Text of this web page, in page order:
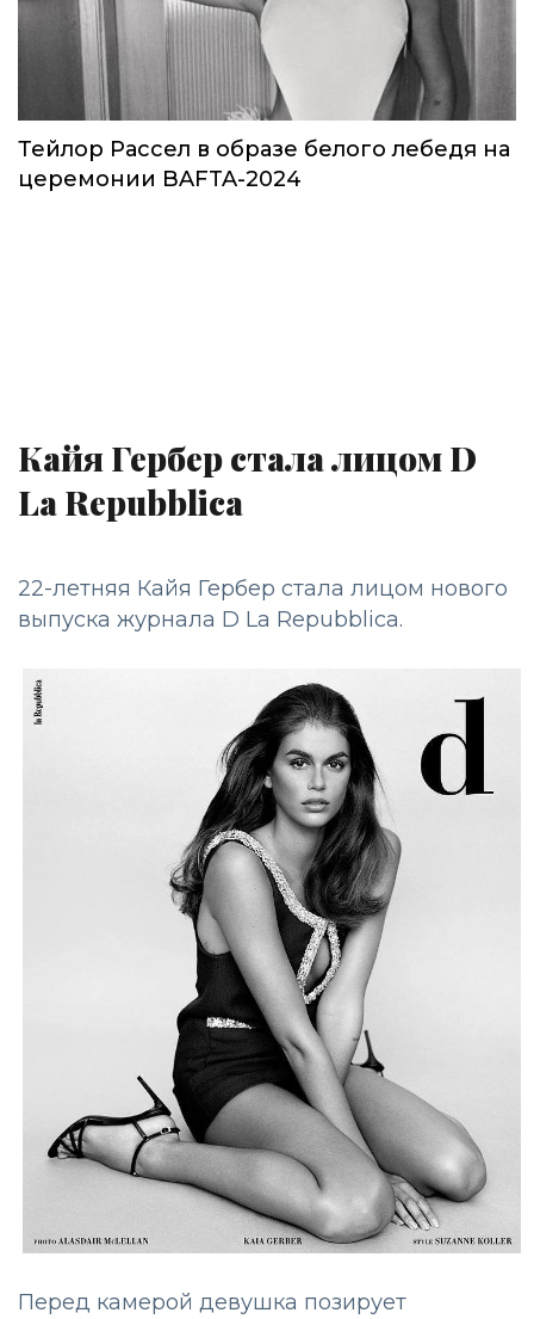
Тейлор Рассел в образе белого лебедя на
церемонии BAFTA-2024
Кайя Гербер стала лицом D
La Repubblica
22-летняя Кайя Гербер стала лицом нового
выпуска журнала D La Repubblica.
Перед камерой девушка позирует